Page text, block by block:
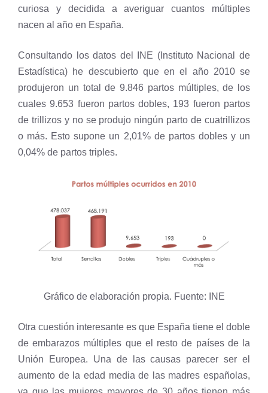
curiosa y decidida a averiguar cuantos múltiples
nacen al año en España.
Consultando los datos del INE (Instituto Nacional de
Estadística) he descubierto que en el año 2010 se
produjeron un total de 9.846 partos múltiples, de los
cuales 9.653 fueron partos dobles, 193 fueron partos
de trillizos y no se produjo ningún parto de cuatrillizos
o más. Esto supone un 2,01% de partos dobles y un
0,04% de partos triples.
Gráfico de elaboración propia. Fuente: INE
Otra cuestión interesante es que España tiene el doble
de embarazos múltiples que el resto de países de la
Unión Europea. Una de las causas parecer ser el
aumento de la edad media de las madres españolas,